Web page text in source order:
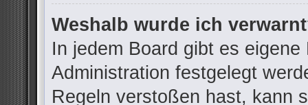
Weshalb wurde ich
In jedem Board gibt es
Administration festgelegt
Regeln verstoßen hast, kann